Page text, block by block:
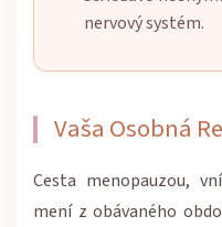
nervový systém.
Vaša Osobná
Cesta menopauzou,
mení z obávaného